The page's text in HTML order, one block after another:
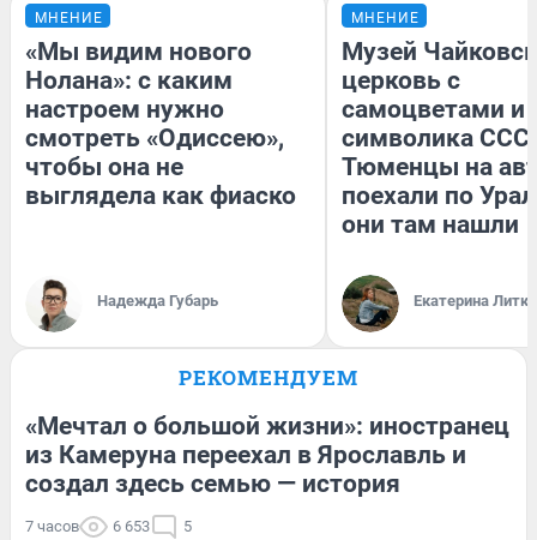
МНЕНИЕ
«Мы видим нового
Нолана»: с каким
настроем нужно
смотреть «Одиссею»,
чтобы она не
выглядела как фиаско
Надежда Губарь
МНЕНИЕ
Музей
церковь с
самоцветами и
символика
Тюменцы на
поехали по
они там нашли
Екатерина
РЕКОМЕНДУЕМ
«Мечтал о большой жизни»: иностранец
из Камеруна переехал в Ярославль и
создал здесь семью — история
7 часов 6 653 5